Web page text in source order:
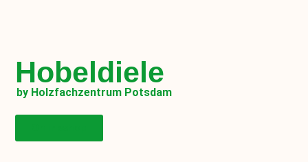
Hobeldiele
by Holzfachzentrum Potsdam